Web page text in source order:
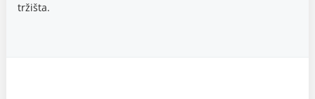
tržišta.